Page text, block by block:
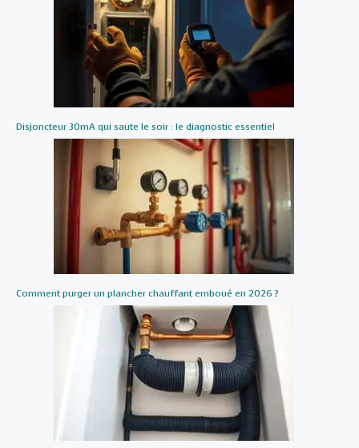
Disjoncteur 30mA qui saute le soir : le diagnostic essentiel
Comment purger un plancher chauffant emboué en 2026 ?